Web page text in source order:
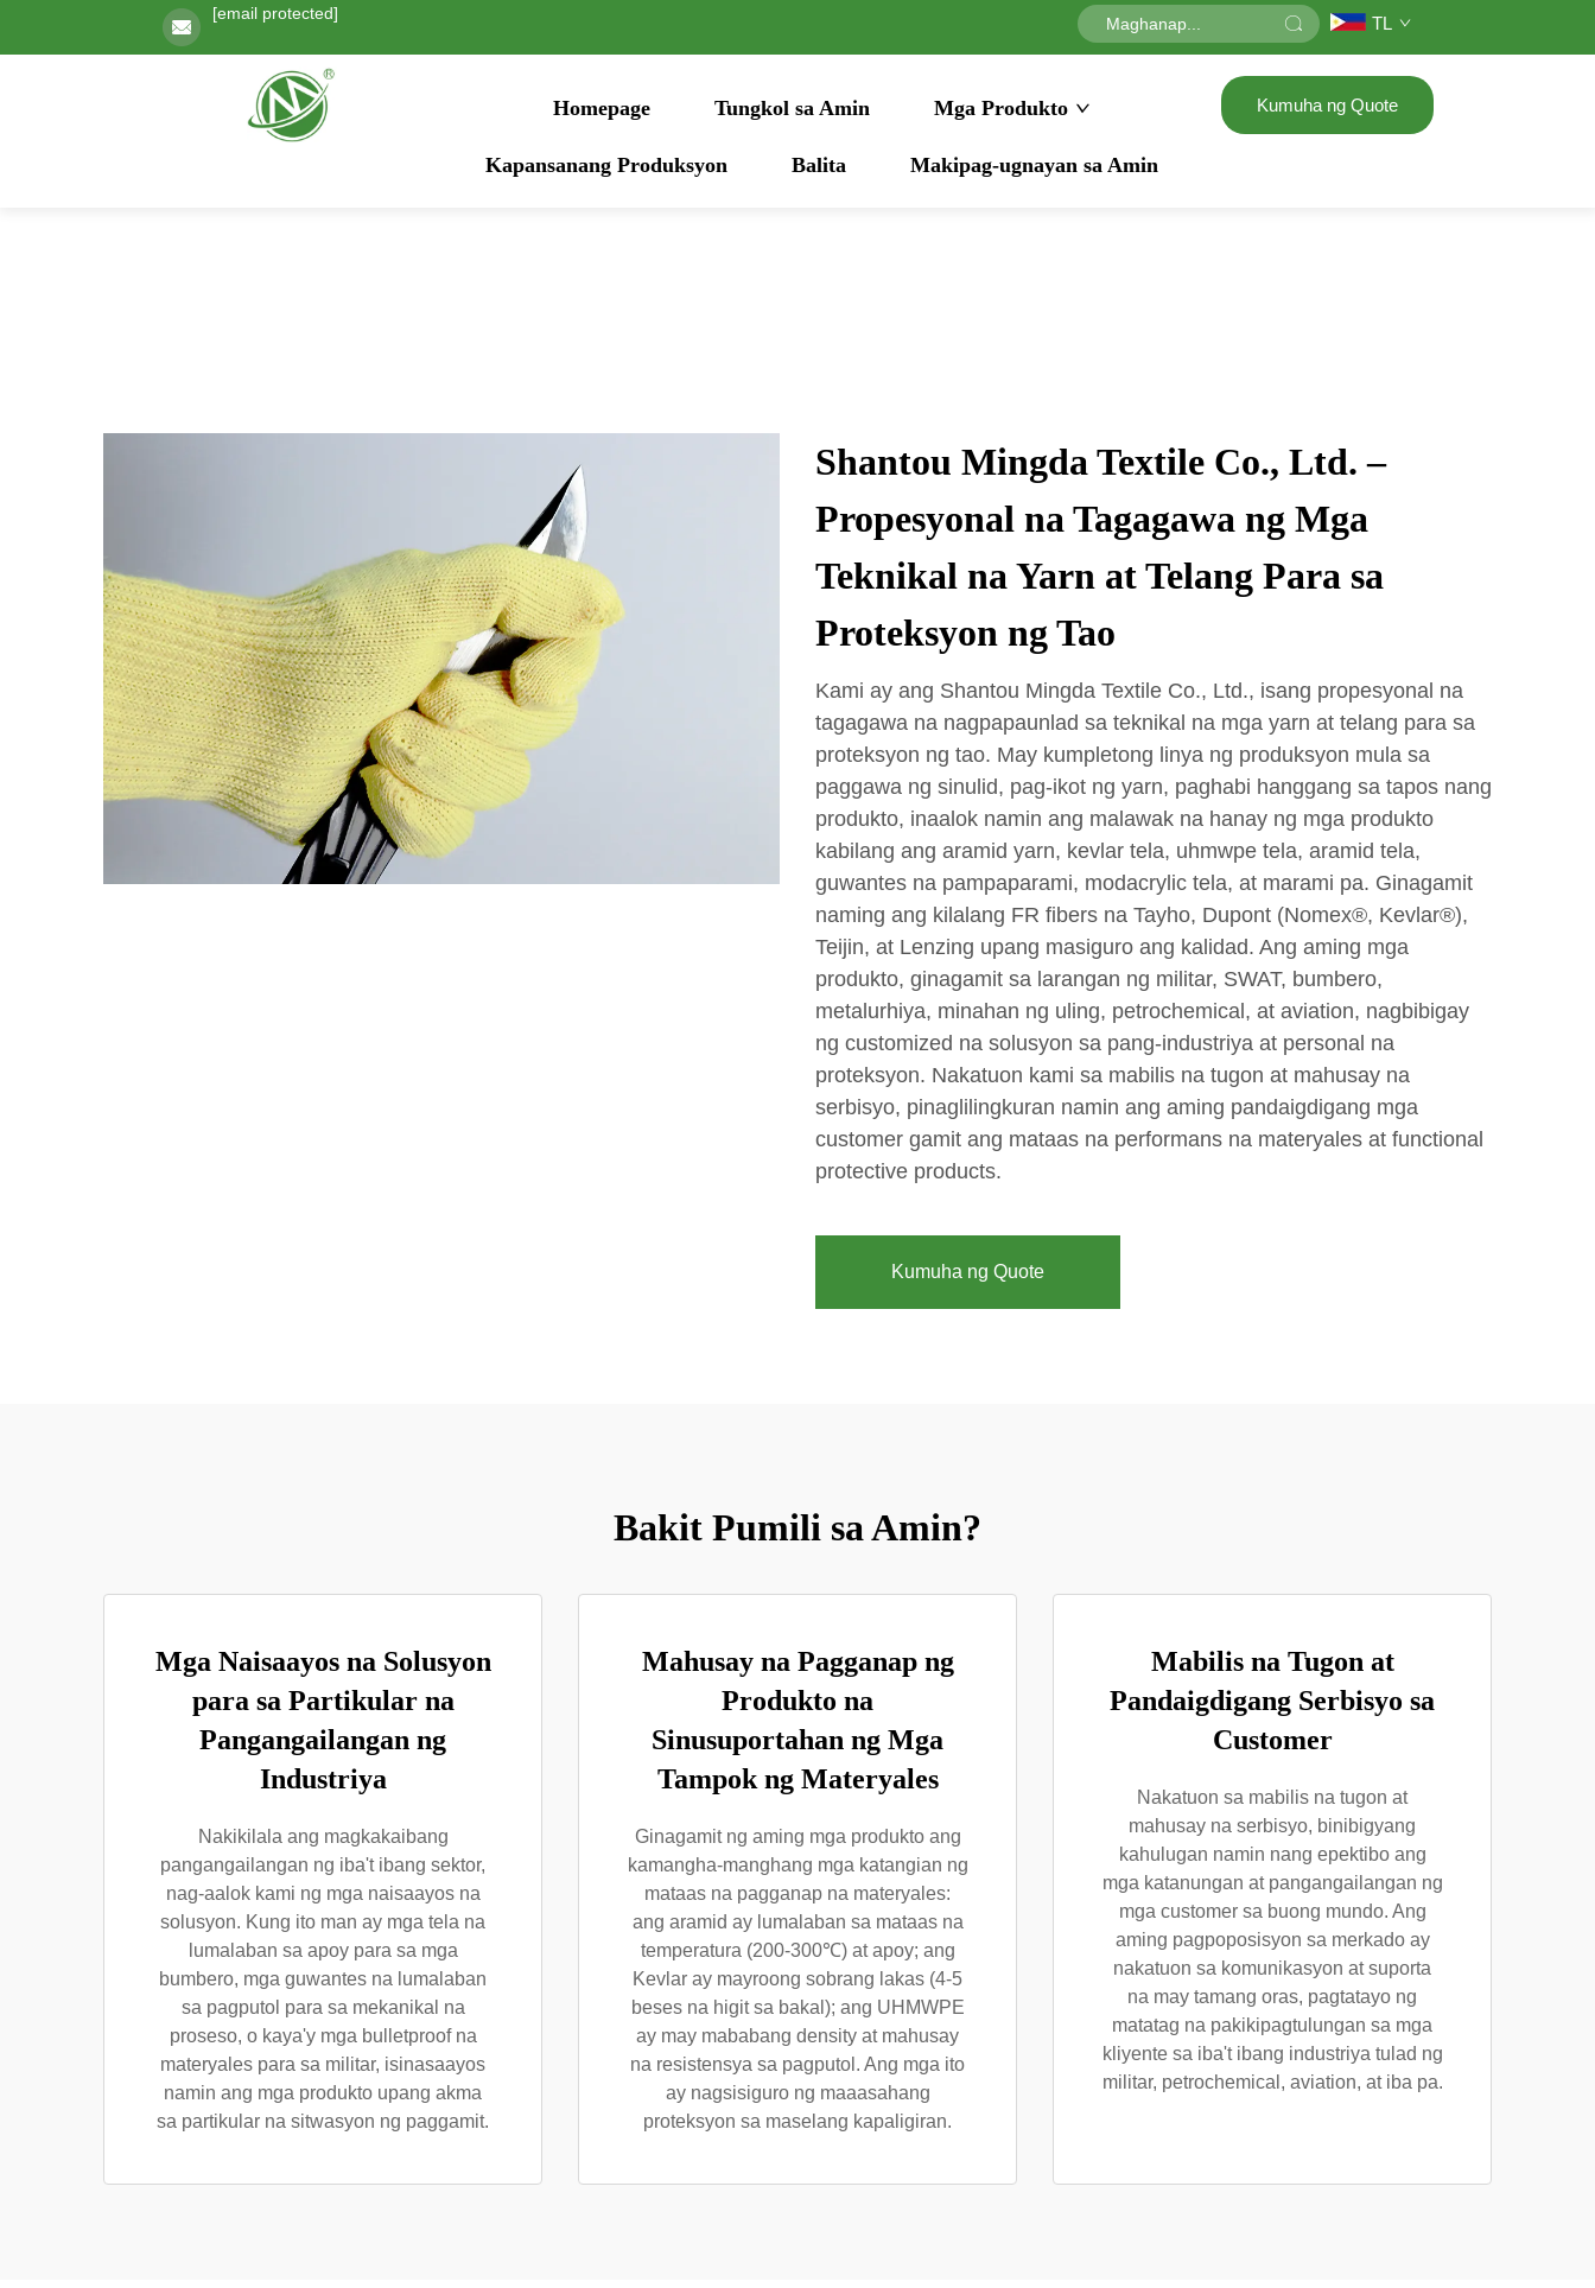
[email protected] TL
Homepage Tungkol sa Amin Mga Produkto
Kapansanang Produksyon Balita Makipag-ugnayan sa Amin
Kumuha ng Quote
Shantou Mingda Textile Co., Ltd. –
Propesyonal na Tagagawa ng Mga
Teknikal na Yarn at Telang Para sa
Proteksyon ng Tao
Kami ay ang Shantou Mingda Textile Co., Ltd., isang propesyonal na
tagagawa na nagpapaunlad sa teknikal na mga yarn at telang para sa
proteksyon ng tao. May kumpletong linya ng produksyon mula sa
paggawa ng sinulid, pag-ikot ng yarn, paghabi hanggang sa tapos nang
produkto, inaalok namin ang malawak na hanay ng mga produkto
kabilang ang aramid yarn, kevlar tela, uhmwpe tela, aramid tela,
guwantes na pampaparami, modacrylic tela, at marami pa. Ginagamit
naming ang kilalang FR fibers na Tayho, Dupont (Nomex®, Kevlar®),
Teijin, at Lenzing upang masiguro ang kalidad. Ang aming mga
produkto, ginagamit sa larangan ng militar, SWAT, bumbero,
metalurhiya, minahan ng uling, petrochemical, at aviation, nagbibigay
ng customized na solusyon sa pang-industriya at personal na
proteksyon. Nakatuon kami sa mabilis na tugon at mahusay na
serbisyo, pinaglilingkuran namin ang aming pandaigdigang mga
customer gamit ang mataas na performans na materyales at functional
protective products.
Kumuha ng Quote
Bakit Pumili sa Amin?
Mga Naisaayos na Solusyon
para sa Partikular na
Pangangailangan ng
Industriya
Nakikilala ang magkakaibang
pangangailangan ng iba't ibang sektor,
nag-aalok kami ng mga naisaayos na
solusyon. Kung ito man ay mga tela na
lumalaban sa apoy para sa mga
bumbero, mga guwantes na lumalaban
sa pagputol para sa mekanikal na
proseso, o kaya'y mga bulletproof na
materyales para sa militar, isinasaayos
namin ang mga produkto upang akma
sa partikular na sitwasyon ng paggamit.
Mahusay na Pagganap ng
Produkto na
Sinusuportahan ng Mga
Tampok ng Materyales
Ginagamit ng aming mga produkto ang
kamangha-manghang mga katangian ng
mataas na pagganap na materyales:
ang aramid ay lumalaban sa mataas na
temperatura (200-300℃) at apoy; ang
Kevlar ay mayroong sobrang lakas (4-5
beses na higit sa bakal); ang UHMWPE
ay may mababang density at mahusay
na resistensya sa pagputol. Ang mga ito
ay nagsisiguro ng maaasahang
proteksyon sa maselang kapaligiran.
Mabilis na Tugon at
Pandaigdigang Serbisyo sa
Customer
Nakatuon sa mabilis na tugon at
mahusay na serbisyo, binibigyang
kahulugan namin nang epektibo ang
mga katanungan at pangangailangan ng
mga customer sa buong mundo. Ang
aming pagpoposisyon sa merkado ay
nakatuon sa komunikasyon at suporta
na may tamang oras, pagtatayo ng
matatag na pakikipagtulungan sa mga
kliyente sa iba't ibang industriya tulad ng
militar, petrochemical, aviation, at iba pa.